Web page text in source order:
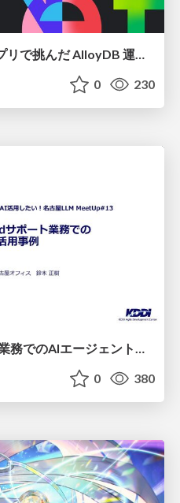
メルカリのグローバルアプリで挑んだ AlloyDB 運用と課題解決の実践記
0 230
0 380